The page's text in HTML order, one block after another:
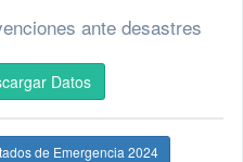
ante desastres
Datos
de Emergencia 2024